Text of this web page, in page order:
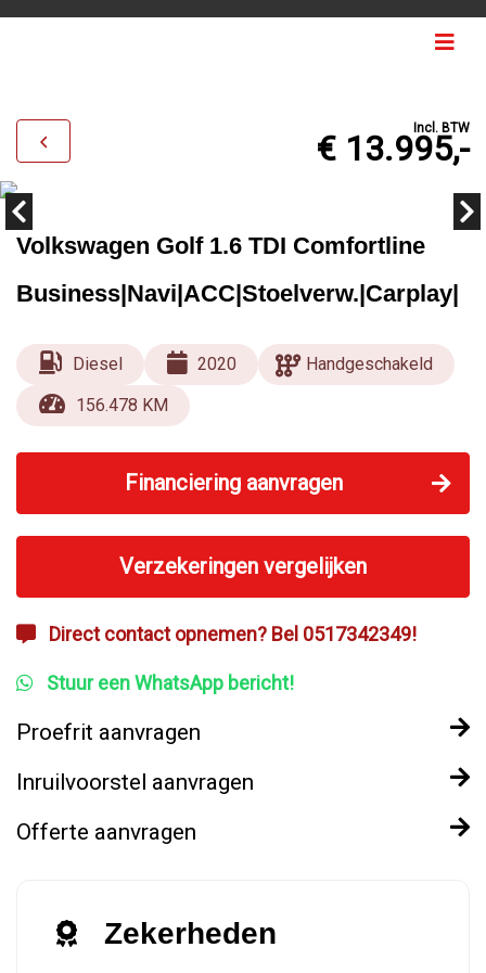
Incl. BTW
€ 13.995,-
Volkswagen Golf 1.6 TDI Comfortline
Business|Navi|ACC|Stoelverw.|Carplay|
Diesel 2020
Handgeschakeld
156.478 KM
Financiering aanvragen
Verzekeringen vergelijken
Direct contact opnemen? Bel 0517342349!
Stuur een WhatsApp bericht!
Proefrit aanvragen
Inruilvoorstel aanvragen
Offerte aanvragen
Zekerheden